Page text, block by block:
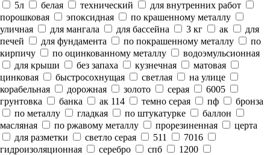
5л
белая технический
для внутренних работ
порошковая
эпоксидная
по крашенному металлу
уличная
для мангала для бассейна 3 кг ак
для
печей
для фундамента по покрашенному металлу
по
кирпичу
по оцинкованному металлу
водоэмульсионная
для крыши
без запаха кузнечная
матовая
цинковая
быстросохнущая светлая
на улице
корабельная
дорожная золото серая
6005
грунтовка
банка ак 114 темно серая пф
бронза
по металлу
гладкая по штукатурке
баллон
масляная
по ржавому металлу прорезиненная
церта
для разметки
светло серая 511
7016
гидроизоляционная
серебро спб
1200